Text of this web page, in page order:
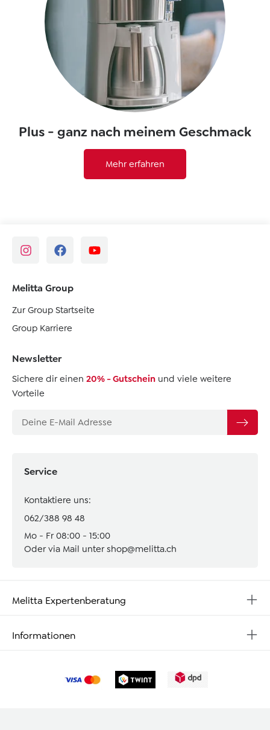
Plus - ganz nach meinem Geschmack
Mehr erfahren
Service
Kontaktiere uns:
062/388 98 48
Mo - Fr 08:00 - 15:00
Oder via Mail untershop@melitta.ch
Melitta Expertenberatung
Informationen
Melitta Group
Zur Group Startseite
Group Karriere
Newsletter
Sichere dir einen 20% - Gutschein und viele weitere
Vorteile